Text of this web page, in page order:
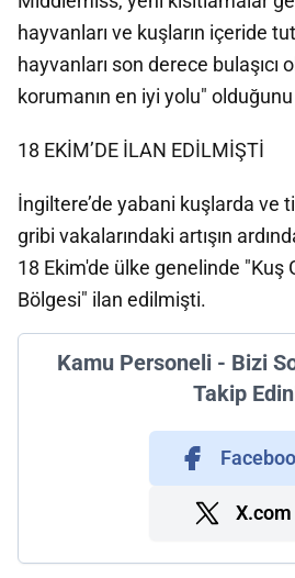
hayvanları ve kuşların içeride
hayvanları son derece bulaşıcı
korumanın en iyi yolu"
18 EKİM’DE İLAN EDİLMİŞTİ
İngiltere’de yabani kuşlarda ve
gribi vakalarındaki artışın
18 Ekim'de ülke genelinde "Kuş
Bölgesi" ilan edilmişti.
Kamu Personeli - Bizi
Takip
X.com